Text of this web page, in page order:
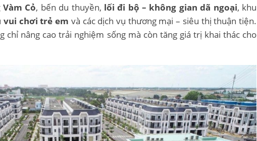
Cỏ, bến du thuyền, lối đi bộ – không gian dã ngoại, khu
vui chơi trẻ em và các dịch vụ thương mại – siêu thị thuận tiện.
chỉ nâng cao trải nghiệm sống mà còn tăng giá trị khai thác cho